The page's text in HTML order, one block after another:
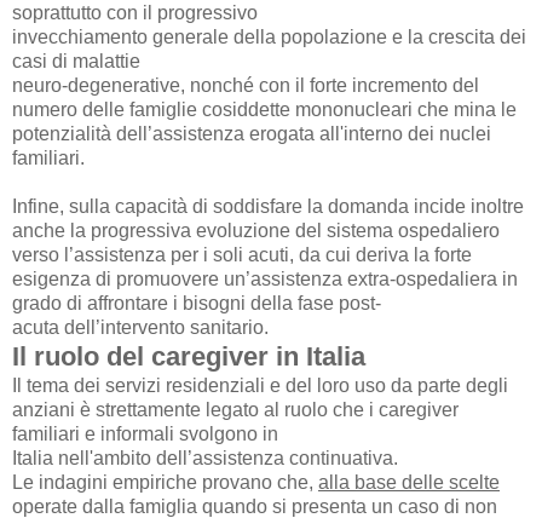
soprattutto con il progressivo
invecchiamento generale della popolazione e la crescita dei
casi di malattie
neuro-degenerative, nonché con il forte incremento del
numero delle famiglie cosiddette mononucleari che mina le
potenzialità dell’assistenza erogata all'interno dei nuclei
familiari.
Infine, sulla capacità di soddisfare la domanda incide inoltre
anche la progressiva evoluzione del sistema ospedaliero
verso l’assistenza per i soli acuti, da cui deriva la forte
esigenza di promuovere un’assistenza extra-ospedaliera in
grado di affrontare i bisogni della fase post-
acuta dell’intervento sanitario.
Il ruolo del caregiver in Italia
Il tema dei servizi residenziali e del loro uso da parte degli
anziani è strettamente legato al ruolo che i caregiver
familiari e informali svolgono in
Italia nell'ambito dell’assistenza continuativa.
Le indagini empiriche provano che, alla base delle scelte
operate dalla famiglia quando si presenta un caso di non